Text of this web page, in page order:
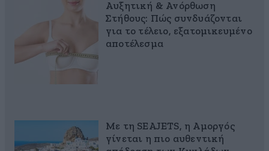
Αυξητική & Ανόρθωση
Στήθους: Πώς συνδυάζονται
για το τέλειο, εξατομικευμένο
αποτέλεσμα
Με τη SEAJETS, η Αμοργός
γίνεται η πιο αυθεντική